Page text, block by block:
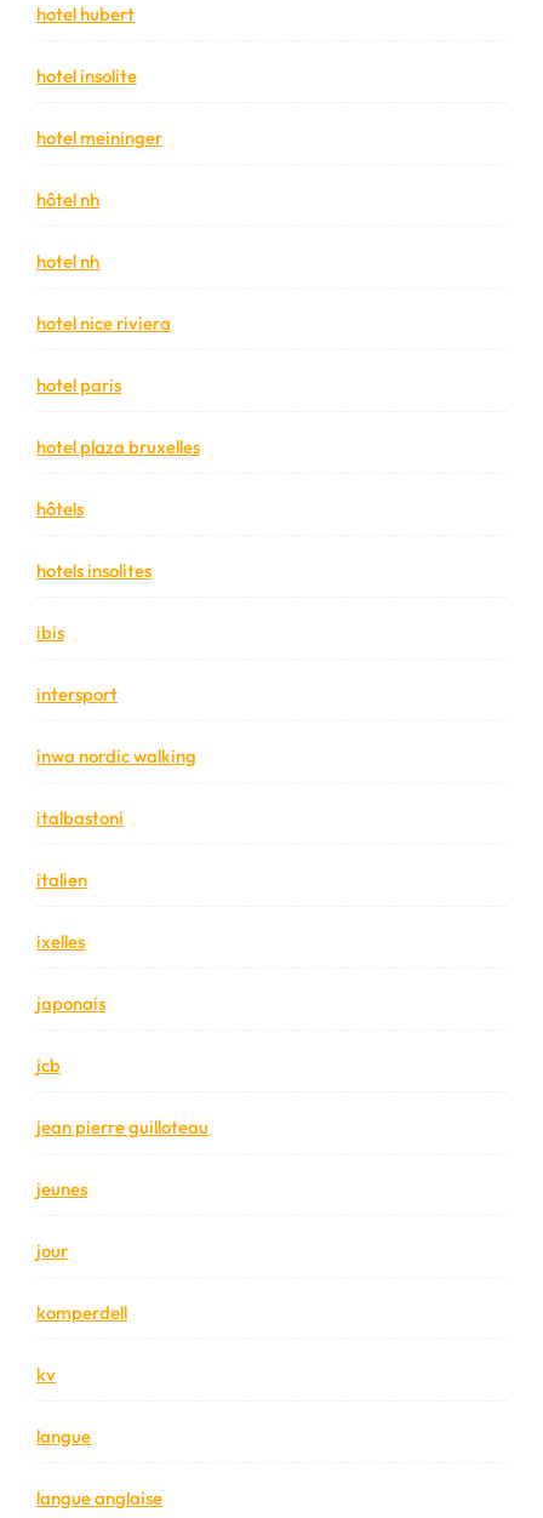
hotel hubert
hotel insolite
hotel meininger
hôtel nh
hotel nh
hotel nice riviera
hotel paris
hotel plaza bruxelles
hôtels
hotels insolites
ibis
intersport
inwa nordic walking
italbastoni
italien
ixelles
japonais
jcb
jean pierre guilloteau
jeunes
jour
komperdell
kv
langue
langue anglaise